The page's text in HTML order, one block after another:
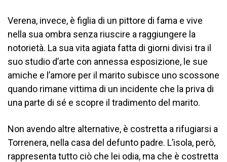
Verena, invece, è figlia di un pittore di fama e vive
nella sua ombra senza riuscire a raggiungere la
notorietà. La sua vita agiata fatta di giorni divisi tra il
suo studio d’arte con annessa esposizione, le sue
amiche e l’amore per il marito subisce uno scossone
quando rimane vittima di un incidente che la priva di
una parte di sé e scopre il tradimento del marito.
Non avendo altre alternative, è costretta a rifugiarsi a
Torrenera, nella casa del defunto padre. L’isola, però,
rappresenta tutto ciò che lei odia, ma che è costretta